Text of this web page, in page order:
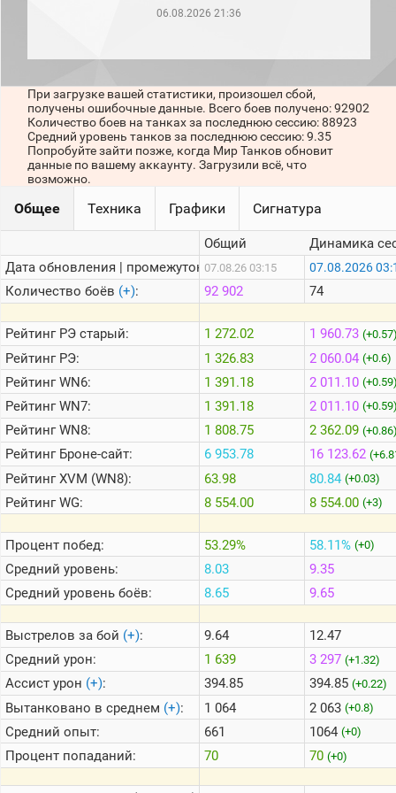
месяц)
игроков
последние
сессии)
1000
стримеров
Информация
Онлайн
Цветовая
шкала
Теlegram
ВК
Портал
Мира
06.08.2026 21:36
При загрузке вашей статистики, произошел сбой,
получены ошибочные данные. Всего боев получено: 92902
Количество боев на танках за последнюю сессию: 88923
Средний уровень танков за последнюю сессию: 9.35
Попробуйте зайти позже, когда Мир Танков обновит
данные по вашему аккаунту. Загрузили всё, что
возможно.
Общее Техника Графики Сигнатура
Дата обновления | промежуток:
Количество боёв (+):
РейтингРЭ старый:
РейтингРЭ:
РейтингWN6:
РейтингWN7:
РейтингWN8:
РейтингБроне-сайт:
РейтингXVM (WN8):
РейтингWG:
Процент побед:
Средний уровень:
Средний уровень боёв:
Выстрелов за бой (+):
Средний урон:
Ассист урон (+):
Вытанковано в среднем (+):
Средний опыт:
Процент попаданий:
Общий
07.08.26 03:15
92 902
1 272.02
1 326.83
1 391.18
1 391.18
1 808.75
6 953.78
63.98
8 554.00
53.29%
8.03
8.65
9.64
1 639
394.85
1 064
661
70
Динамика
07.08.2026
74
1 960.73
2 060.04 (+0.6)
2 011.10
2 011.10
2 362.09
16 123.62
80.84 (+0.03)
8 554.00 (+3)
58.11% (+0)
9.35
9.65
12.47
3 297 (+1.32)
394.85 (+0.22)
2 063 (+0.8)
1064 (+0)
70 (+0)